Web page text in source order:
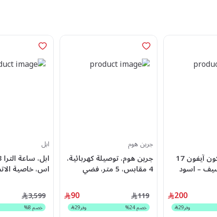
حافظة سيليكون آيفون 17
– اسود
200
وفر29
جرين هوم
جرين هوم، توصيلة كهربائية،
4 مقابس، 5 متر، فضي
90 119
خصم24
% وفر29
ابل
سوار أسود
كبير
3,599
خصم 8
%